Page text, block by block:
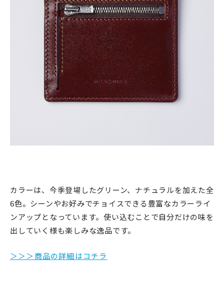
カラーは、今季登場したグリーン、ナチュラルを加えた全
6色。シーンやお好みでチョイスできる豊富なカラーライ
ンアップとなっています。使い込むことで自分だけの味を
出していく様も楽しみな逸品です。
＞＞＞商品の詳細はコチラ